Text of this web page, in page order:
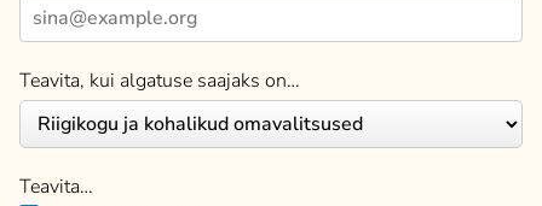
Teavita, kui algatuse saajaks on…
Teavita…